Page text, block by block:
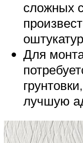
сложных
Для
лучшую